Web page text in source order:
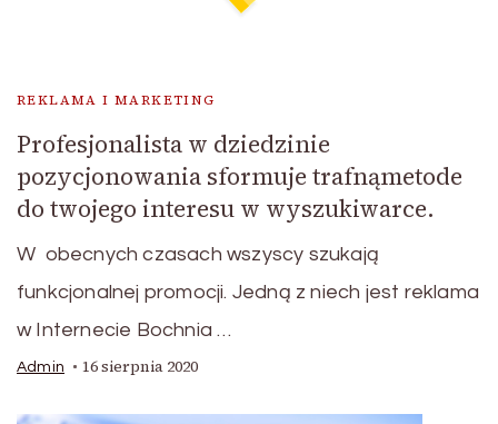
REKLAMA I MARKETING
Profesjonalista w dziedzinie
pozycjonowania sformuje trafnąmetode
do twojego interesu w wyszukiwarce.
W obecnych czasach wszyscy szukają
funkcjonalnej promocji. Jedną z niech jest reklama
w Internecie Bochnia …
Admin 16 sierpnia 2020